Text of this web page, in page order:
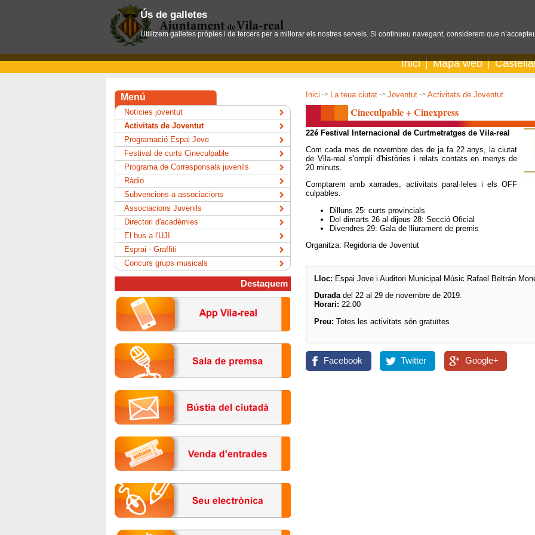
Inici Mapa web
Inici -> La teua ciutat -> Joventut -> Activitats de Joventut
Cineculpable + Cinexpress
22é Festival Internacional de Curtmetratges de Vila-real
Com cada mes de novembre des de ja fa 22 anys, la ciutat
de Vila-real s'ompli d'històries i relats contats en menys de
20 minuts.
Comptarem amb xarrades, activitats paral·leles i els OFF
culpables.
Dilluns 25: curts provincials
Del dimarts 26 al dijous 28: Secció Oficial
Divendres 29: Gala de lliurament de premis
Organitza: Regidoria de Joventut
Lloc: Espai Jove i Auditori Municipal Músic Rafael Beltrán
Duradadel 22 al 29 de novembre de 2019.
Horari:22:00
Preu:Totes les activitats són gratuïtes
Facebook Twitter Google+
Menú
Notícies joventut
Activitats de Joventut
Programació Espai Jove
Festival de curts Cineculpable
Programa de Corresponsals juvenils
Ràdio
Subvencions a associacions
Associacions Juvenils
Directori d'acadèmies
El bus a l'UJI
Esprai - Graffiti
Concurs grups musicals
Destaquem
Ús de galletes
Utilitzem galletes pròpies i de tercers per a millorar els nostres serveis. Si continueu navegant, considerem que